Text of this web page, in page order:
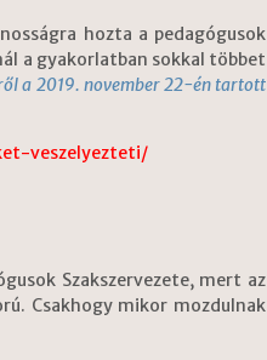
hozta a pedagógusok
a gyakorlatban sokkal többet
a 2019. november 22-én tartott
veszelyezteti/
Szakszervezete, mert az
Csakhogy mikor mozdulnak